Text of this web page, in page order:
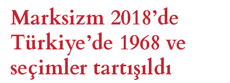
Marksizm 2018’de
Türkiye’de 1968 ve
seçimler tartışıldı